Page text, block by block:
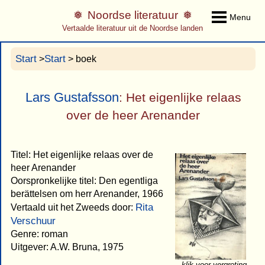
Menu
Noordse literatuur
Vertaalde literatuur uit de Noordse landen
Start >Start > boek
Lars Gustafsson: Het eigenlijke relaas
over de heer Arenander
Titel: Het eigenlijke relaas over de
heer Arenander
Oorspronkelijke titel: Den egentliga
berättelsen om herr Arenander, 1966
Vertaald uit het Zweeds door: Rita
Verschuur
Genre: roman
Uitgever: A.W. Bruna, 1975